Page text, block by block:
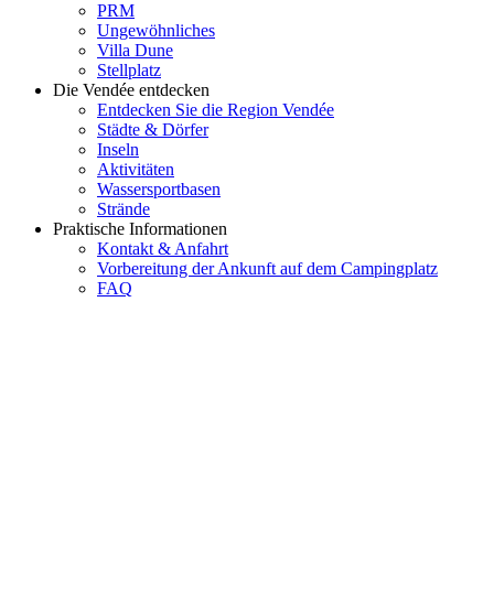
PRM
Ungewöhnliches
Villa Dune
Stellplatz
Die Vendée entdecken
Entdecken Sie die Region Vendée
Städte & Dörfer
Inseln
Aktivitäten
Wassersportbasen
Strände
Praktische Informationen
Kontakt & Anfahrt
Vorbereitung der Ankunft auf dem Campingplatz
FAQ